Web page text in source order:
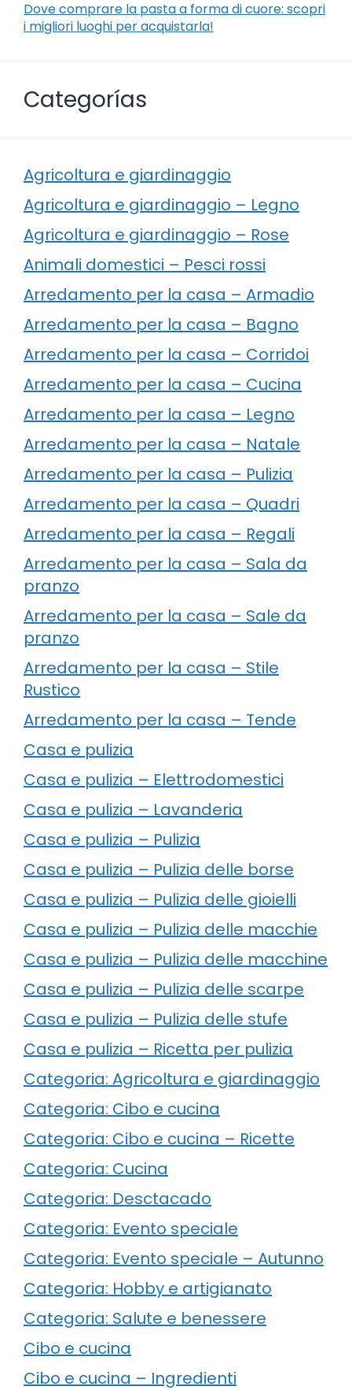
Dove comprare la pasta a forma di cuore: scopri
i migliori luoghi per acquistarla!
Categorías
Agricoltura e giardinaggio
Agricoltura e giardinaggio – Legno
Agricoltura e giardinaggio – Rose
Animali domestici – Pesci rossi
Arredamento per la casa – Armadio
Arredamento per la casa – Bagno
Arredamento per la casa – Corridoi
Arredamento per la casa – Cucina
Arredamento per la casa – Legno
Arredamento per la casa – Natale
Arredamento per la casa – Pulizia
Arredamento per la casa – Quadri
Arredamento per la casa – Regali
Arredamento per la casa – Sala da
pranzo
Arredamento per la casa – Sale da
pranzo
Arredamento per la casa – Stile
Rustico
Arredamento per la casa – Tende
Casa e pulizia
Casa e pulizia – Elettrodomestici
Casa e pulizia – Lavanderia
Casa e pulizia – Pulizia
Casa e pulizia – Pulizia delle borse
Casa e pulizia – Pulizia delle gioielli
Casa e pulizia – Pulizia delle macchie
Casa e pulizia – Pulizia delle macchine
Casa e pulizia – Pulizia delle scarpe
Casa e pulizia – Pulizia delle stufe
Casa e pulizia – Ricetta per pulizia
Categoria: Agricoltura e giardinaggio
Categoria: Cibo e cucina
Categoria: Cibo e cucina – Ricette
Categoria: Cucina
Categoria: Desctacado
Categoria: Evento speciale
Categoria: Evento speciale – Autunno
Categoria: Hobby e artigianato
Categoria: Salute e benessere
Cibo e cucina
Cibo e cucina – Ingredienti